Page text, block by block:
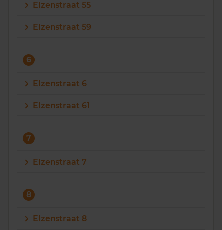
Elzenstraat 55
Elzenstraat 59
6
Elzenstraat 6
Elzenstraat 61
7
Elzenstraat 7
8
Elzenstraat 8